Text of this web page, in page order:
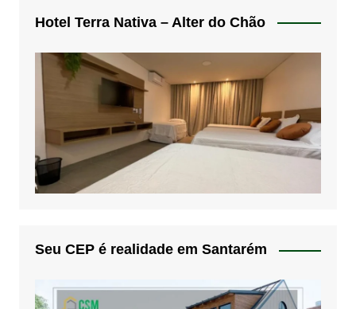
Hotel Terra Nativa – Alter do Chão
Seu CEP é realidade em Santarém